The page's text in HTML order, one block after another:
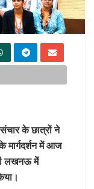
के छात्रों ने
मार्गदर्शन में आज
लखनऊ में